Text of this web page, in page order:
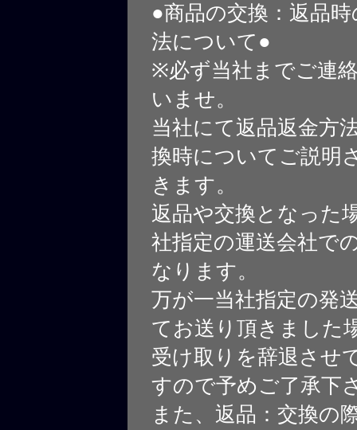
●商品の交換：返品
法について●
※必ず当社までご連
いませ。
当社にて返品返金方
換時についてご説明
きます。
返品や交換となった
社指定の運送会社で
なります。
万が一当社指定の発
てお送り頂きました
受け取りを辞退させ
すので予めご了承下
また、返品：交換の